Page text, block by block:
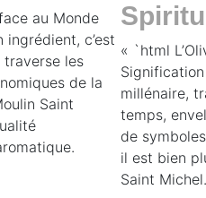
au Monde
ingrédient, c’est
les
de la
Saint
« `html
millénaire,
temps,
de
il est bien
Saint